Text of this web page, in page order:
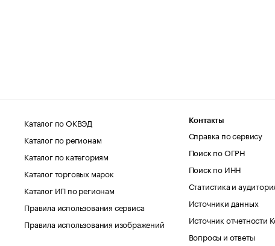
Каталог по ОКВЭД
Каталог по регионам
Каталог по категориям
Каталог торговых марок
Каталог ИП по регионам
Правила использования сервиса
Правила использования изображений
Контакты
Справка по сервису
Поиск по ОГРН
Поиск по ИНН
Статистика и
Источники данных
Источник отчетности
Вопросы и ответы